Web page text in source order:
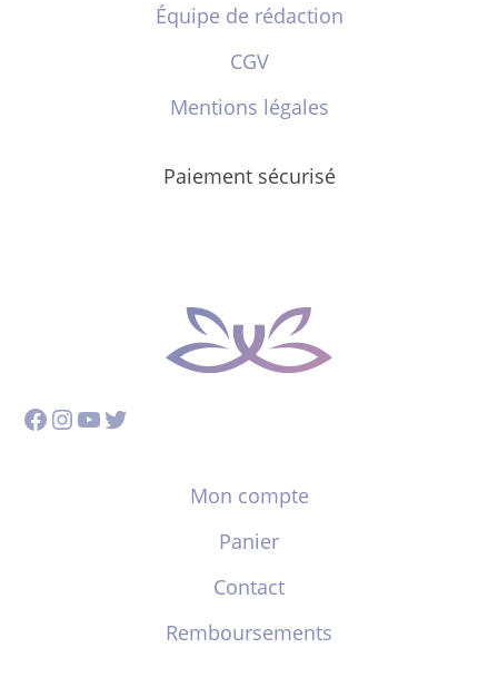
Équipe de rédaction
CGV
Mentions légales
Paiement sécurisé
Facebook
Instagram
YouTube
Twitter
Mon compte
Panier
Contact
Remboursements